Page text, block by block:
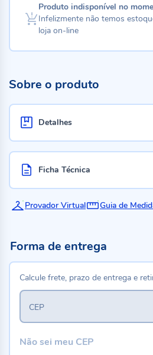
Produto indisponível no
Infelizmente não temos
loja on-line
Sobre o produto
Detalhes
Ficha Técnica
Provador Virtual Guia de
Forma de entrega
Calcule frete, prazo de entrega e
CEP
Não sei meu CEP